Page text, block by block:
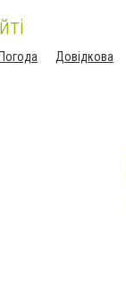
Погода
Довідкова